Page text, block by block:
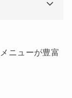
ニューが豊富